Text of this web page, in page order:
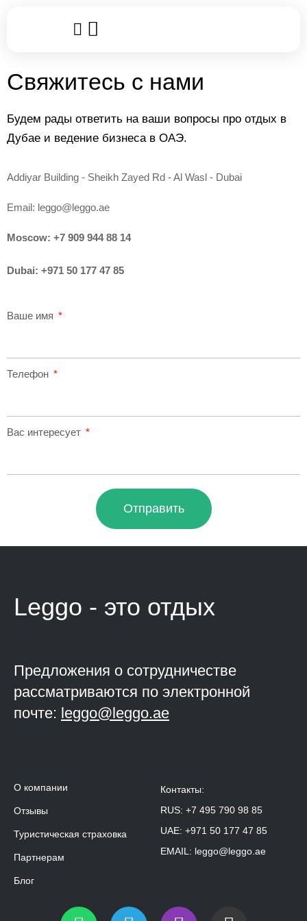
Свяжитесь с нами
Будем рады ответить на ваши вопросы про отдых в
Дубае и ведение бизнеса в ОАЭ.
Addiyar Building - Sheikh Zayed Rd - Al Wasl - Dubai
Email: leggo@leggo.ae
Moscow: +7 909 944 88 14
Dubai: +971 50 177 47 85
Ваше имя
Телефон
Вас интересует
Отправить
Leggo - это отдых
Предложения о сотрудничестве
рассматриваются по электронной
почте: leggo@leggo.ae
О компании
Отзывы
Туристическая страховка
Партнерам
Блог
Контакты:
RUS: +7 495 790 98 85
UAE: +971 50 177 47 85
EMAIL: leggo@leggo.ae